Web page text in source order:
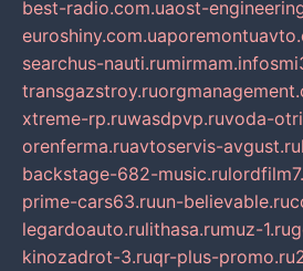
best-radio.com.uaost-
euroshiny.com.ua
searchus-nauti.rumirmam.info
transgazstroy.ru
xtreme-rp.ruwasdpvp.ruvoda-
orenferma.ruavtoservis-avgust.ru
backstage-682-music.ru
prime-cars63.ruun-believable.ru
legardoauto.rulithasa.rumuz-1.ru
kinozadrot-3.ruqr-plus-promo.ru